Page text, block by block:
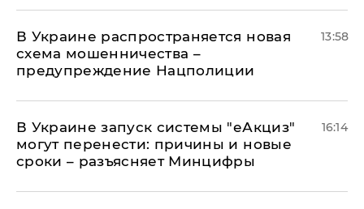
В Украине распространяется новая
схема мошенничества –
предупреждение Нацполиции
13:58
В Украине запуск системы "еАкциз"
могут перенести: причины и новые
сроки – разъясняет Минцифры
16:14